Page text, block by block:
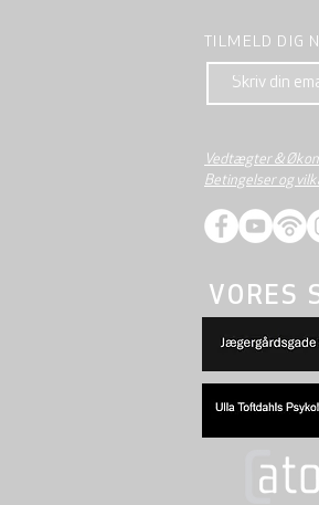
TILMELD DIG
Vedtægter &
Betingelser og
VORES